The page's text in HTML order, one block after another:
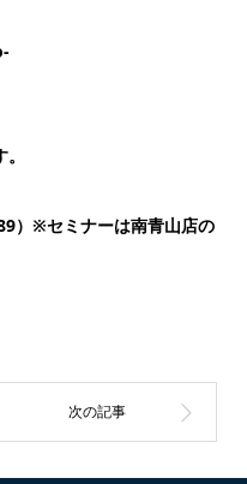
）※セミナーは南青山店の